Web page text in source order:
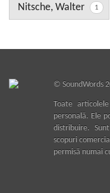
Nitsche, Walter 1
© SoundWords
Toate
personală. Ele
distribuire.
scopuri
permisă numai